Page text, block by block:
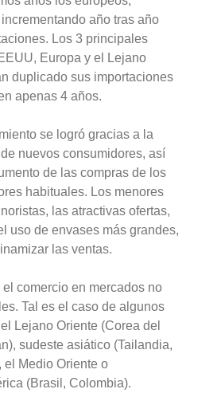
año tras año
Los 3 principales
Europa y el Lejano
duplicado sus importaciones
apenas 4 años.
se logró gracias a la
nuevos consumidores, así
de las compras de los
habituales. Los menores
las atractivas ofertas,
uso de envases más grandes,
las ventas.
comercio en mercados no
Tal es el caso de algunos
Lejano Oriente (Corea del
sudeste asiático (Tailandia,
el Medio Oriente o
(Brasil, Colombia).